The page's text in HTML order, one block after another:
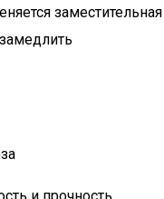
заместительная